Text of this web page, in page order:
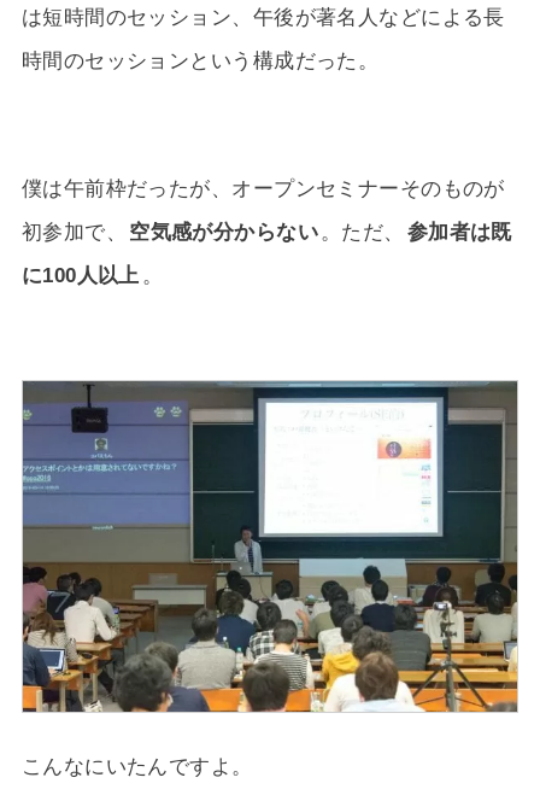
は短時間のセッション、午後が著名人などによる長
時間のセッションという構成だった。
僕は午前枠だったが、オープンセミナーそのものが
初参加で、
空気感が分からない 。ただ、
参加者は既
に100人以上 。
こんなにいたんですよ。